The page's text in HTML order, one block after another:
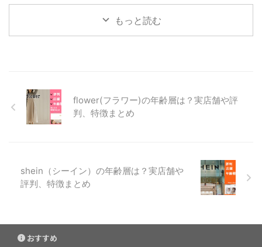
類が揃っています。 バ ...
には、ジャケットのインナーとし
て ...
ションブランドです。 スマート
に着る、スマートに生きるをコン
ミックスや上品な大人カジュアル
など、いろいろなテイストの服を
取り扱っています。 シンプルで
上質な服で、着る人の知性と上品
ら ...
もっと読む
flower(フラワー)の年齢層は？実店舗や評
判、特徴まとめ
shein（シーイン）の年齢層は？実店舗や
評判、特徴まとめ
おすすめ